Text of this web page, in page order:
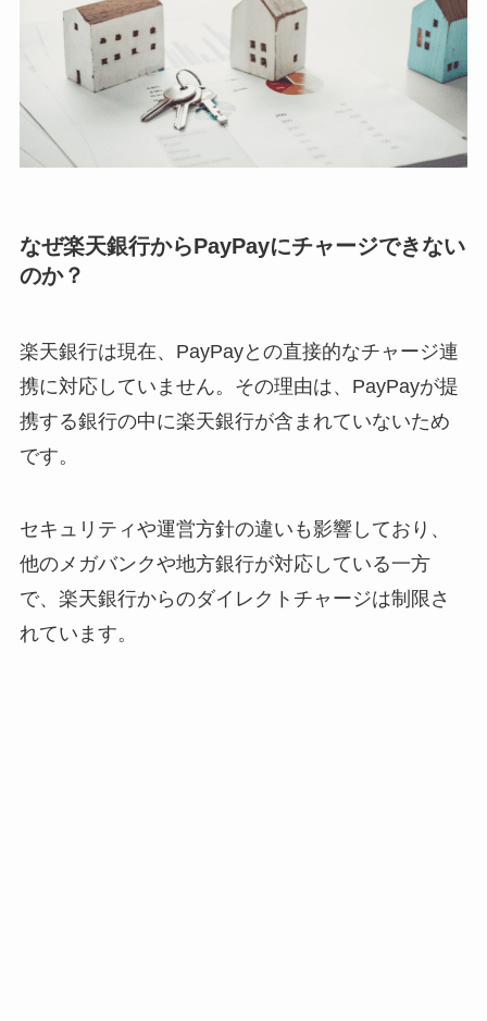
なぜ楽天銀行からPayPayにチャージできない
のか？
楽天銀行は現在、PayPayとの直接的なチャージ連
携に対応していません。その理由は、PayPayが提
携する銀行の中に楽天銀行が含まれていないため
です。
セキュリティや運営方針の違いも影響しており、
他のメガバンクや地方銀行が対応している一方
で、楽天銀行からのダイレクトチャージは制限さ
れています。